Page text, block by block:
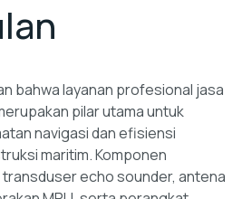
bahwa layanan profesional jasa
pilar utama untuk
navigasi dan efisiensi
maritim. Komponen
echo sounder, antena